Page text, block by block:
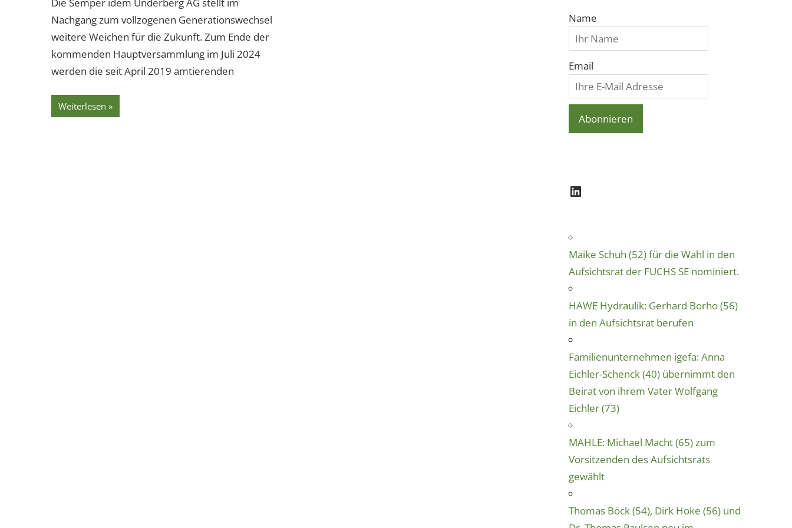
Nachgang zum vollzogenen Generationswechsel
weitere Weichen für die Zukunft. Zum Ende der
kommenden Hauptversammlung im Juli 2024
werden die seit April 2019 amtierenden
Weiterlesen
Name
Email
LinkedIn
Maike Schuh (52) für die Wahl in den
Aufsichtsrat der FUCHS SE nominiert.
HAWE Hydraulik: Gerhard Borho (56)
in den Aufsichtsrat berufen
Familienunternehmen igefa: Anna
Eichler-Schenck (40) übernimmt den
Beirat von ihrem Vater Wolfgang
Eichler (73)
MAHLE: Michael Macht (65) zum
Vorsitzenden des Aufsichtsrats
gewählt
Thomas Böck (54), Dirk Hoke (56) und